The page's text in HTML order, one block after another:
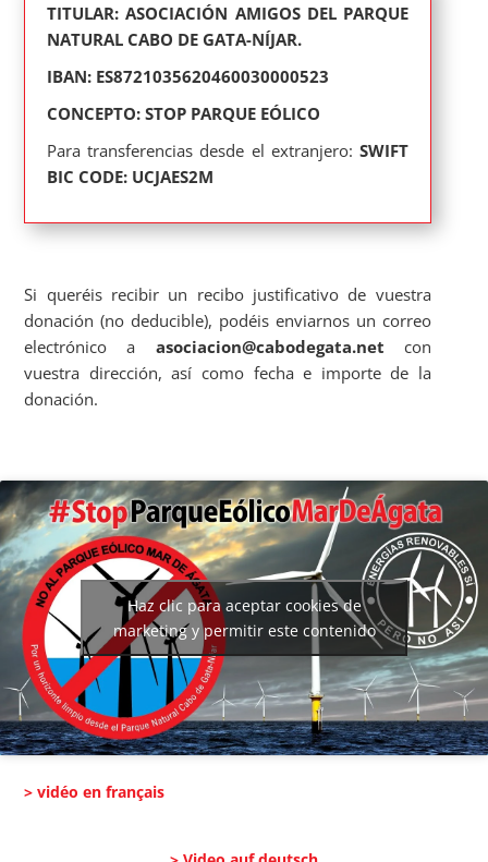
TITULAR: ASOCIACIÓN AMIGOS DEL PARQUE
NATURAL CABO DE GATA-NÍJAR.
IBAN: ES8721035620460030000523
CONCEPTO: STOP PARQUE EÓLICO
Para transferencias desde el extranjero: SWIFT
BIC CODE: UCJAES2M
Si queréis recibir un recibo justificativo de vuestra
donación (no deducible), podéis enviarnos un correo
electrónico a asociacion@cabodegata.net con
vuestra dirección, así como fecha e importe de la
donación.
Haz clic para aceptar cookies de
marketing y permitir este contenido
> vidéo en français